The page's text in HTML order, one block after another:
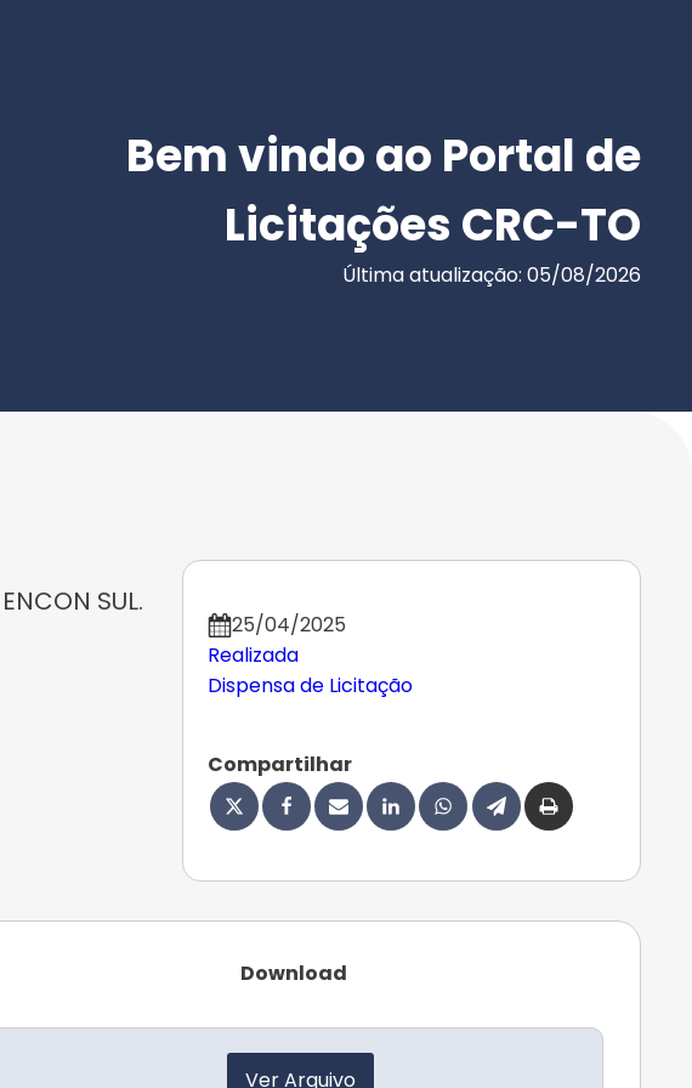
Bem vindo ao Portal de
Licitações CRC-TO
Última atualização: 05/08/2026
SUL.
25/04/2025
Realizada
Dispensa de Licitação
Compartilhar
Download
Ver Arquivo